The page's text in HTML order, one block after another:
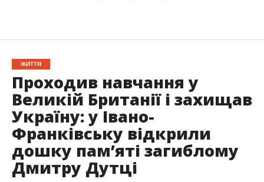
ЖИТТЯ
Проходив навчання у
Великій Британії і захищав
Україну: у Івано-
Франківську відкрили
дошку пам’яті загиблому
Дмитру Дутці